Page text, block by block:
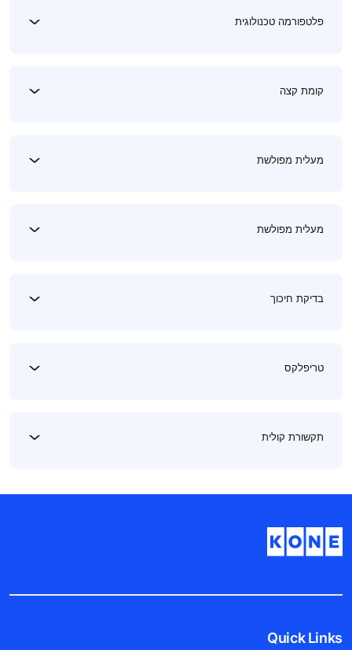
פלטפורמה טכנולוגית
קומת קצה
מעלית מפולשת
מעלית מפולשת
בדיקת חיכוך
טריפלקס
תקשורת קולית
Quick Links